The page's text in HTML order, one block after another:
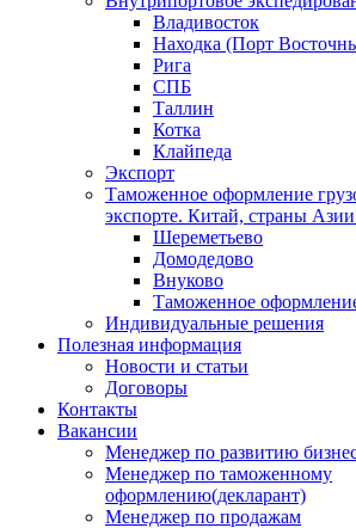
Владивосток
Находка (Порт
Рига
СПБ
Таллин
Котка
Клайпеда
Экспорт
Таможенное оформление
экспорте. Китай, страны
Шереметьево
Домодедово
Внуково
Таможенное
Индивидуальные решения
Полезная информация
Новости и статьи
Договоры
Контакты
Вакансии
Менеджер по развитию
Менеджер по таможенному
оформлению(декларант)
Менеджер по продажам